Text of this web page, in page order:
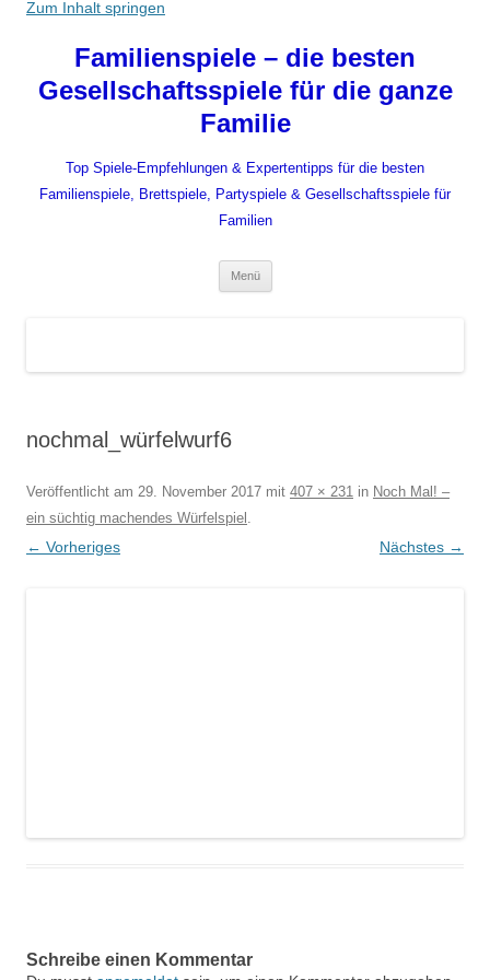
Zum Inhalt springen
Familienspiele – die besten
Gesellschaftsspiele für die ganze
Familie
Top Spiele-Empfehlungen & Expertentipps für die besten
Familienspiele, Brettspiele, Partyspiele & Gesellschaftsspiele für
Familien
Menü
nochmal_würfelwurf6
Veröffentlicht am 29. November 2017 mit 407 × 231 in Noch Mal! –
ein süchtig machendes Würfelspiel .
← Vorheriges Nächstes →
Schreibe einen Kommentar